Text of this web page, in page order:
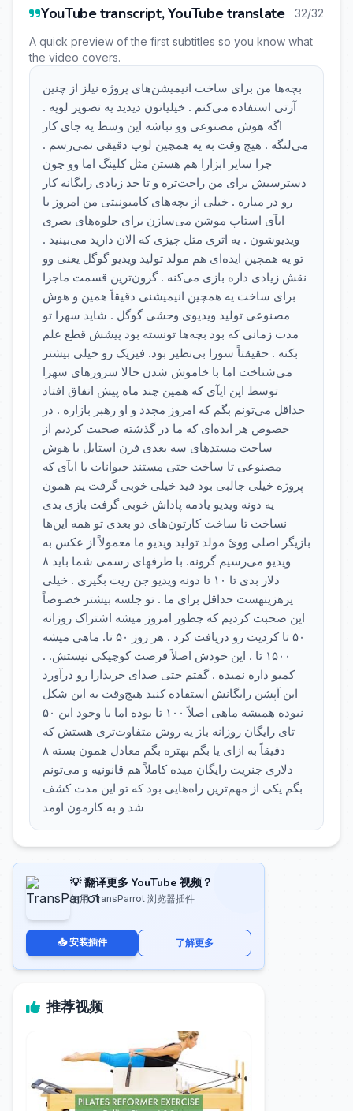
YouTube transcript, YouTube translate 32/32
A quick preview of the first subtitles so you know what
the video covers.
بچه‌ها من برای ساخت انیمیشن‌های پروژه نیلز از چنین
آرتی استفاده می‌کنم . خیلیاتون دیدید یه تصویر لوپه .
اگه هوش مصنوعی وو نباشه این وسط یه جای کار
می‌لنگه . هیچ وقت به یه همچین لوپ دقیقی نمی‌رسم .
چرا سایر ابزارا هم هستن مثل کلینگ اما وو چون
دسترسیش برای من راحت‌تره و تا حد زیادی رایگانه کار
رو در میاره . خیلی از بچه‌های کامیونیتی من امروز با
ایآی استاپ موشن می‌سازن برای جلوه‌های بصری
ویدیوشون . یه اثری مثل چیزی که الان دارید می‌بینید .
تو یه همچین ایده‌ای هم مولد تولید ویدیو گوگل یعنی وو
نقش زیادی داره بازی می‌کنه . گرون‌ترین قسمت ماجرا
برای ساخت یه همچین انیمیشنی دقیقاً همین و هوش
مصنوعی تولید ویدیوی وحشی گوگل . شاید سهرا تو
مدت زمانی که بود بچه‌ها تونسته بود پیشش قطع علم
بکنه . حقیقتاً سورا بی‌نظیر بود. فیزیک رو خیلی بیشتر
می‌شناخت اما با خاموش شدن حالا سرورهای سهرا
توسط اپن ایآی که همین چند ماه پیش اتفاق افتاد
حداقل می‌تونم بگم که امروز مجدد و او رهبر بازاره . در
خصوص هر ایده‌ای که ما در گذشته صحبت کردیم از
ساخت مستدهای سه بعدی فرن استایل با هوش
مصنوعی تا ساخت حتی مستند حیوانات با ایآی که
پروژه خیلی جالبی بود فید خیلی خوبی گرفت یم همون
یه دونه ویدیو یادمه پاداش خوبی گرفت بازی بدی
نساخت تا ساخت کارتون‌های دو بعدی تو همه این‌ها
بازیگر اصلی ووئ مولد تولید ویدیو ما معمولاً از عکس به
ویدیو می‌رسیم گرونه. با طرفهای رسمی شما باید ۸
دلار بدی تا ۱۰ تا دونه ویدیو جن ریت بگیری . خیلی
پرهزینهست حداقل برای ما . تو جلسه بیشتر خصوصاً
این صحبت کردیم که چطور امروز میشه اشتراک روزانه
۵۰ تا کردیت رو دریافت کرد . هر روز ۵۰ تا. ماهی میشه
۱۵۰۰ تا . این خودش اصلاً فرصت کوچیکی نیستش. .
کمیو داره نمیده . گفتم حتی صدای خریدارا رو درآورد
این آپشن رایگانش استفاده کنید هیچ‌وقت به این شکل
نبوده همیشه ماهی اصلاً ۱۰۰ تا بوده اما با وجود این ۵۰
تای رایگان روزانه باز یه روش متفاوت‌تری هستش که
دقیقاً به ازای یا بگم بهتره بگم معادل همون بسته ۸
دلاری جنریت رایگان میده کاملاً هم قانونیه و می‌تونم
بگم یکی از مهم‌ترین راه‌هایی بود که تو این مدت کشف
شد و به کارمون اومد
💡 翻译更多 YouTube 视频？
使用 TransParrot 浏览器插件
📥 安装插件 了解更多
推荐视频